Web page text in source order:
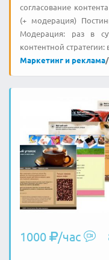
согласование
(+ модерация)
Модерация: раз в
контентной
Маркетинг и реклама/
1000 /час